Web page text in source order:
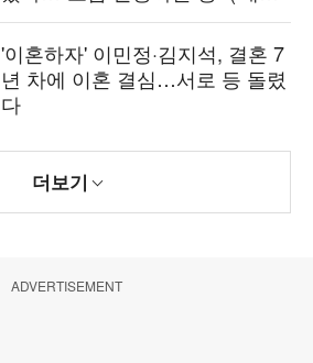
앤나잇')
'이혼하자' 이민정·김지석, 결혼 7
년 차에 이혼 결심…서로 등 돌렸
다
더보기
ADVERTISEMENT